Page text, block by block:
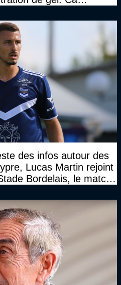
des infos autour des
Lucas Martin rejoint
Bordelais, le match